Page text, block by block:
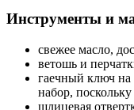
Инструменты и
свежее масло,
ветошь и
гаечный ключ
набор,
шлицевая